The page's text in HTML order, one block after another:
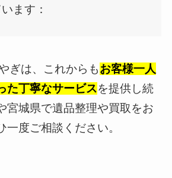
ます：
ぎは、これからもお客様一人
た丁寧なサービスを提供し続
宮城県で遺品整理や買取をお
一度ご相談ください。